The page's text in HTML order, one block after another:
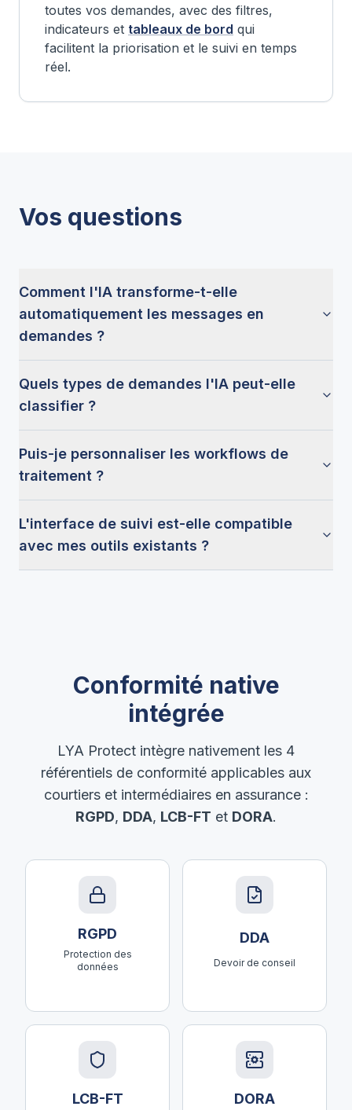
toutes vos demandes, avec des filtres,
indicateurs et tableaux de bord qui
facilitent la priorisation et le suivi en temps
réel.
Vos questions
Comment l'IA transforme-t-elle
automatiquement les messages en
demandes ?
Quels types de demandes l'IA peut-elle
classifier ?
Puis-je personnaliser les workflows de
traitement ?
L'interface de suivi est-elle compatible
avec mes outils existants ?
Conformité native
intégrée
LYA Protect intègre nativement les 4
référentiels de conformité applicables aux
courtiers et intermédiaires en assurance :
RGPD, DDA, LCB-FT et DORA.
RGPD
Protection des
données
DDA
Devoir de conseil
LCB-FT DORA